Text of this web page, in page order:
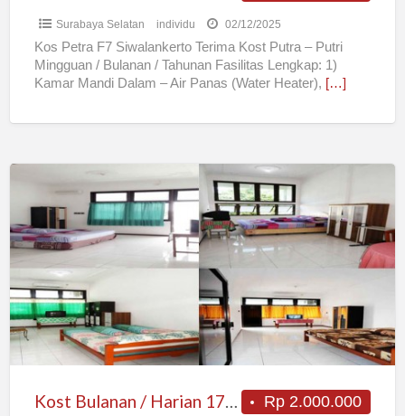
Surabaya Selatan individu 02/12/2025
Kos Petra F7 Siwalankerto Terima Kost Putra – Putri
Mingguan / Bulanan / Tahunan Fasilitas Lengkap: 1)
Kamar Mandi Dalam – Air Panas (Water Heater), […]
Bulanan
/
Harian
175
ribu
Murah
Bebas
AC
Rp 2.000.000
Kost Bulanan / Harian 175 ribu Murah Bebas AC TV Wi-Fi – Surabaya